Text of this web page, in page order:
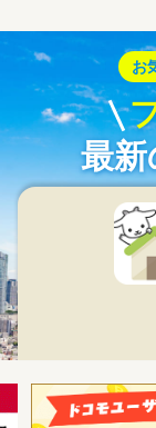
お
最新